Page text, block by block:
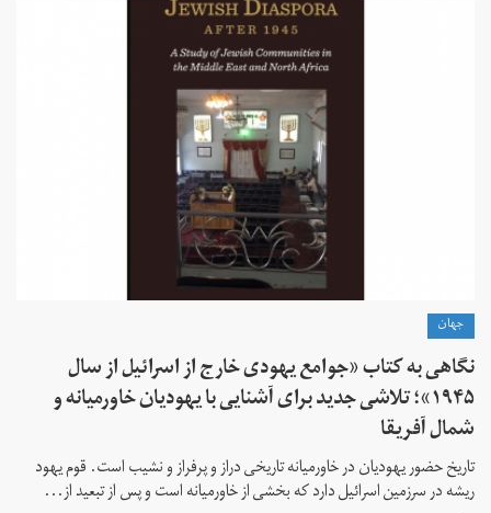
جهان
نگاهی به کتاب «جوامع یهودی خارج از اسرائیل از سال
۱۹۴۵»؛ تلاشی جدید برای آشنایی با یهودیان خاورمیانه و
شمال آفریقا
تاریخ حضور یهودیان در خاورمیانه تاریخی دراز و پرفراز و نشیب است. قوم یهود
ریشه در سرزمین اسرائیل دارد که بخشی از خاورمیانه است و پس از تبعید از...